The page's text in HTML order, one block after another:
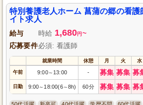
特別養護老人ホーム 菖蒲の郷の看
イト求人
給与 時給 1,680円 ~
応募要件必須: 看護師
就業時間 休憩 月 火 水
午前 9:00～ 13:00 - 募集 募集 募
日勤 9:00～ 18:00(6～8h) 60分 募集 募集 募